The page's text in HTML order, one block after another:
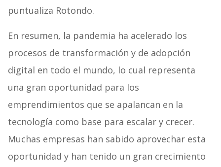
puntualiza Rotondo.
En resumen, la pandemia ha acelerado los
procesos de transformación y de adopción
digital en todo el mundo, lo cual representa
una gran oportunidad para los
emprendimientos que se apalancan en la
tecnología como base para escalar y crecer.
Muchas empresas han sabido aprovechar esta
oportunidad y han tenido un gran crecimiento